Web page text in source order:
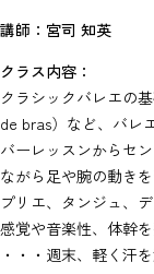
講師：宮司 知英
クラス内容：
クラシックバレエの
de bras）など、バレ
バーレッスンからセ
ながら足や腕の動きを
プリエ、タンジュ、
感覚や音楽性、体幹
・・・週末、軽く汗